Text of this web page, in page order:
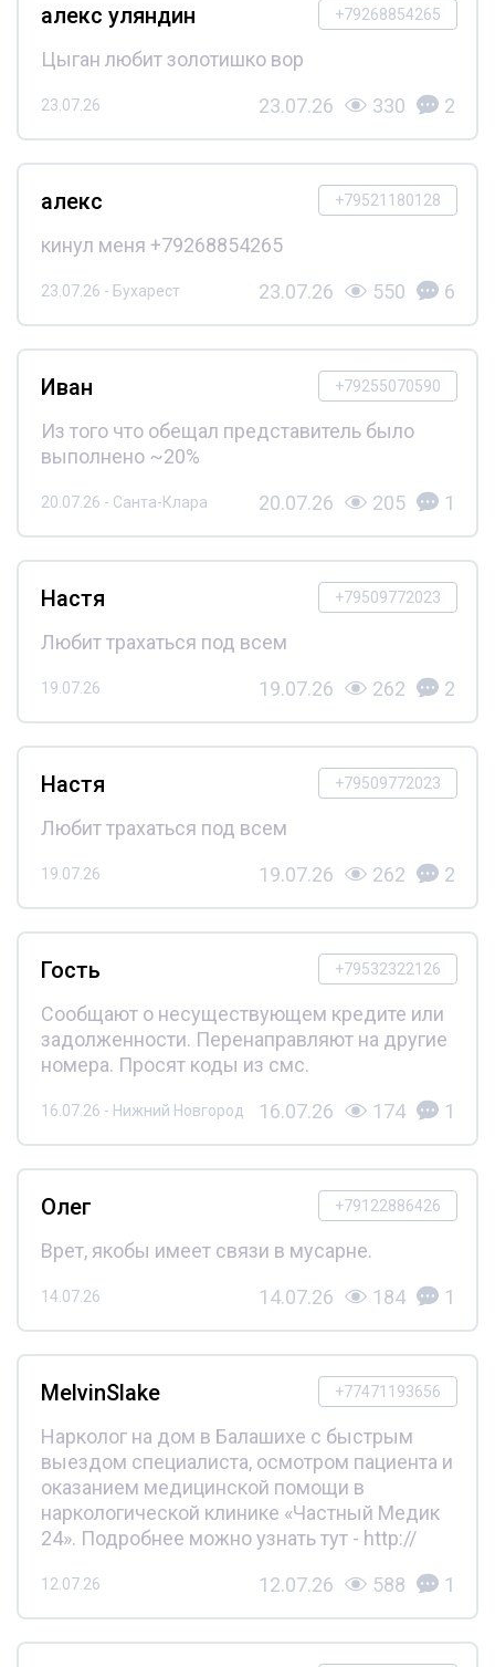
+79268854265
алекс уляндин
Цыган любит золотишко вор
23.07.26 23.07.26 330 2
+79521180128
алекс
кинул меня +79268854265
23.07.26 - Бухарест 23.07.26 550 6
+79255070590
Иван
Из того что обещал представитель было
выполнено ~20%
20.07.26 - Санта-Клара 20.07.26 205 1
+79509772023
Настя
Любит трахаться под всем
19.07.26 19.07.26 262 2
+79509772023
Настя
Любит трахаться под всем
19.07.26 19.07.26 262 2
+79532322126
Гость
Сообщают о несуществующем кредите или
задолженности. Перенаправляют на другие
номера. Просят коды из смс.
16.07.26 - Нижний Новгород 16.07.26 174 1
+79122886426
Олег
Врет, якобы имеет связи в мусарне.
14.07.26 14.07.26 184 1
+77471193656
MelvinSlake
Нарколог на дом в Балашихе с быстрым
выездом специалиста, осмотром пациента и
оказанием медицинской помощи в
наркологической клинике «Частный Медик
24». Подробнее можно узнать тут - http://
12.07.26 12.07.26 588 1